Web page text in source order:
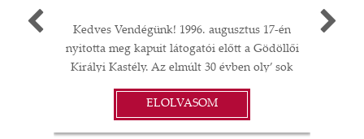
Kedves Vendégünk! 1996. augusztus 17-én
nyitotta meg kapuit látogatói előtt a Gödöllői
Királyi Kastély. Az elmúlt 30 évben oly’ sok
minden történt: felújítások;
műtárgyvásárlások; időszaki kiállítások a
kastélyban, Magyarországon és külföldön;
ELOLVASOM